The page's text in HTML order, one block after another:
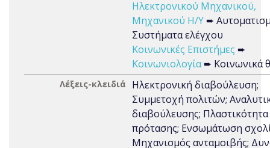
Ηλεκτρονικού Μηχανικού,
Μηχανικού Η/Υ ➨
Συστήματα ελέγχου
Κοινωνικές Επιστήμες ➨
Κοινωνιολογία➨ Κοινωνικά
Λέξεις-κλειδιά
Ηλεκτρονική διαβούλευση;
Συμμετοχή πολιτών;
διαβούλευσης; Πλαστικότητα
πρότασης; Ενσωμάτωση
Μηχανισμός ανταμοιβής;